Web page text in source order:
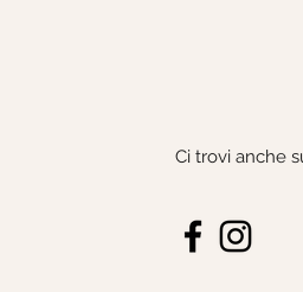
Ci trovi anche